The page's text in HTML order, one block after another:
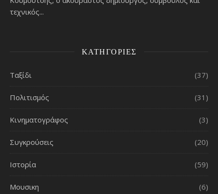
τεχνικός...
ΚΑΤΗΓΟΡΊΕΣ
Ταξίδι (37)
Πολιτισμός (31)
Κινηματογράφος (3)
Συγκρούσεις (20)
Ιστορία (59)
Μουσικη (6)